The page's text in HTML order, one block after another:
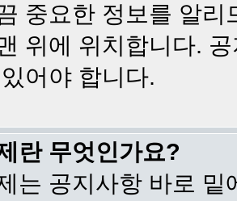
중요한 정보를 알
위에 위치합니다.
어야 합니다.
란 무엇인가요?
는 공지사항 바로